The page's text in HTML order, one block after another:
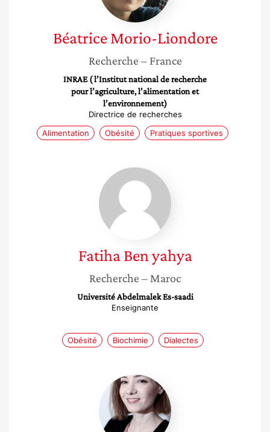
Béatrice Morio-Liondore
Recherche – France
INRAE ( l’Institut national de recherche
pour l’agriculture, l’alimentation et
l’environnement)
Directrice de recherches
Alimentation
Obésité Pratiques sportives
Fatiha
Ben
yahya
Fatiha Ben yahya
Recherche – Maroc
Université Abdelmalek Es-saadi
Enseignante
Obésité Biochimie Dialectes
Julie
Mayer